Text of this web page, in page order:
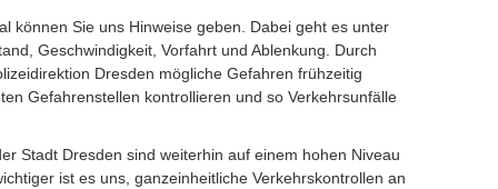
können Sie uns Hinweise geben. Dabei geht es unter
Geschwindigkeit, Vorfahrt und Ablenkung. Durch
Dresden mögliche Gefahren frühzeitig
Gefahrenstellen kontrollieren und so Verkehrsunfälle
Stadt Dresden sind weiterhin auf einem hohen Niveau
ist es uns, ganzeinheitliche Verkehrskontrollen an